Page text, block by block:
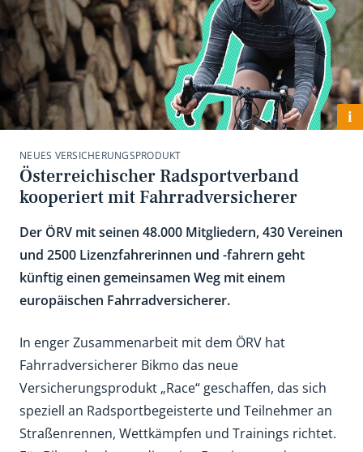
i
NEUES VERSICHERUNGSPRODUKT
Österreichischer Radsportverband
kooperiert mit Fahrradversicherer
Der ÖRV mit seinen 48.000 Mitgliedern, 430 Vereinen
und 2500 Lizenzfahrerinnen und -fahrern geht
künftig einen gemeinsamen Weg mit einem
europäischen Fahrradversicherer.
In enger Zusammenarbeit mit dem ÖRV hat
Fahrradversicherer Bikmo das neue
Versicherungsprodukt „Race“ geschaffen, das sich
speziell an Radsportbegeisterte und Teilnehmer an
Straßenrennen, Wettkämpfen und Trainings richtet.